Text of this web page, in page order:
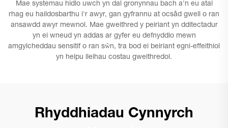
Mae systemau hidlo uwch yn dal gronynnau bach a'n eu atal
rhag eu haildosbarthu i'r awyr, gan gyfrannu at ocsâd gwell o ran
ansawdd awyr mewnol. Mae gweithred y peiriant yn dditectadur
yn ei wneud yn addas ar gyfer eu defnyddio mewn
amgylcheddau sensitif o ran sŵn, tra bod ei beiriant egni-effeithiol
yn helpu lleihau costau gweithredol.
Rhyddhiadau Cynnyrch